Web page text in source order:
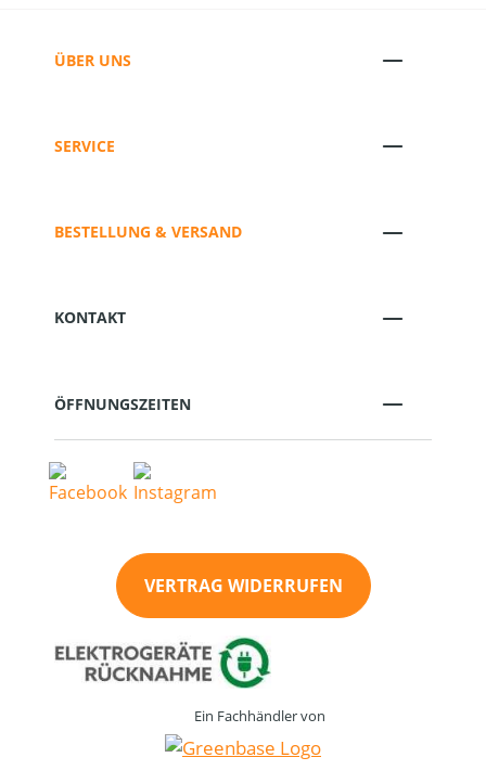
ÜBER UNS
SERVICE
BESTELLUNG & VERSAND
KONTAKT
ÖFFNUNGSZEITEN
VERTRAG WIDERRUFEN
Ein Fachhändler von